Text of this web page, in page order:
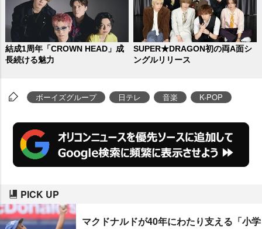
結成1周年「CROWN HEAD」成
長続ける魅力
SUPER★DRAGON初の両A面シ
ングルリリース
ボーイズグループ 日テレ 音楽 K-POP
PICK UP
マクドナルドが40年にわたり支える「小学